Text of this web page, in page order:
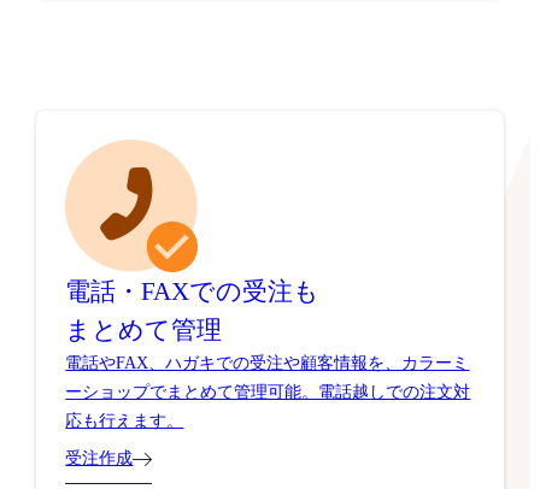
電話・FAXでの受注も
まとめて管理
電話やFAX、ハガキでの受注や顧客情報を、カラーミ
ーショップでまとめて管理可能。電話越しでの注文対
応も行えます。
受注作成